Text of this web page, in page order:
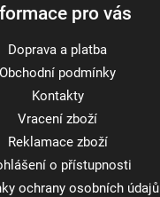
pro vás
Doprava a platba
Obchodní podmínky
Kontakty
Vracení zboží
Reklamace zboží
o přístupnosti
ochrany osobních údajů